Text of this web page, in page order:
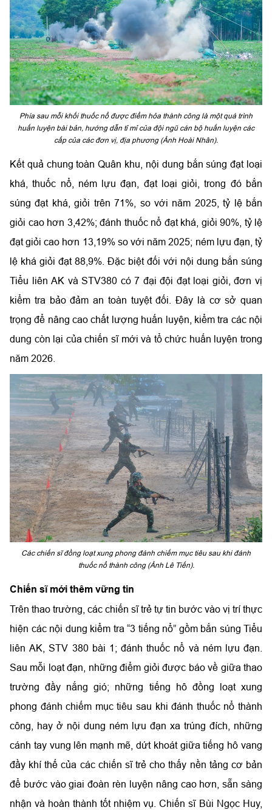
Phía sau mỗi khối thuốc nổ được điểm hỏa thành công là một quá trình
huấn luyện bài bản, hướng dẫn tỉ mỉ của đội ngũ cán bộ huấn luyện các
cấp của các đơn vị, địa phương (Ảnh Hoài Nhân).
Kết quả chung toàn Quân khu, nội dung bắn súng đạt loại
khá, thuốc nổ, ném lựu đạn, đạt loại giỏi, trong đó bắn
súng đạt khá, giỏi trên 71%, so với năm 2025, tỷ lệ bắn
giỏi cao hơn 3,42%; đánh thuốc nổ đạt khá, giỏi 90%, tỷ lệ
đạt giỏi cao hơn 13,19% so với năm 2025; ném lựu đạn, tỷ
lệ khá giỏi đạt 88,9%. Đặc biệt đối với nội dung bắn súng
Tiểu liên AK và STV380 có 7 đại đội đạt loại giỏi, đơn vị
kiểm tra bảo đảm an toàn tuyệt đối. Đây là cơ sở quan
trọng để nâng cao chất lượng huấn luyện, kiểm tra các nội
dung còn lại của chiến sĩ mới và tổ chức huấn luyện trong
năm 2026.
Các chiến sĩ đồng loạt xung phong đánh chiếm mục tiêu sau khi đánh
thuốc nổ thành công (Ảnh Lê Tiến).
Chiến sĩ mới thêm vững tin
Trên thao trường, các chiến sĩ trẻ tự tin bước vào vị trí thực
hiện các nội dung kiểm tra “3 tiếng nổ” gồm bắn súng Tiểu
liên AK, STV 380 bài 1; đánh thuốc nổ và ném lựu đạn.
Sau mỗi loạt đạn, những điểm giỏi được báo về giữa thao
trường đầy nắng gió; những tiếng hô đồng loạt xung
phong đánh chiếm mục tiêu sau khi đánh thuốc nổ thành
công, hay ở nội dung ném lựu đạn xa trúng đích, những
cánh tay vung lên mạnh mẽ, dứt khoát giữa tiếng hô vang
đầy khí thế của các chiến sĩ trẻ cho thấy nền tảng cơ bản
để bước vào giai đoàn rèn luyện nâng cao hơn, sẵn sàng
nhận và hoàn thành tốt nhiệm vụ. Chiến sĩ Bùi Ngọc Huy,